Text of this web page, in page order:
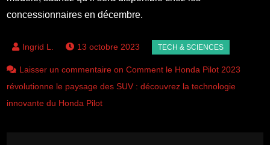
concessionnaires en décembre.
13 octobre 2023
Laisser un commentaire on Comment le Honda Pilot 2023
révolutionne le paysage des SUV : découvrez la technologie
innovante du Honda Pilot